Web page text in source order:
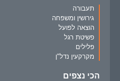
תעבורה
גירושין ומשפחה
הוצאה לפועל
פשיטת רגל
פלילים
מקרקעין נדל"ן
הכי נצפים